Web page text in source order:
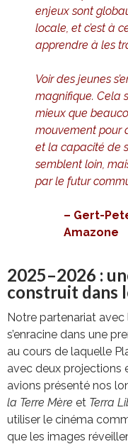
enjeux sont
locale, et c’est à
apprendre à les
Voir des jeunes
magnifique. Cela
mieux que
mouvement pour
et la capacité de
semblent loin,
par le futur
– Gert-
Amazone
2025–2026 :
construit dans
Notre partenariat
s’enracine dans une
au cours de laquelle
avec deux projections
avions présenté nos
la Terre Mère et Terra
utiliser le cinéma
que les images